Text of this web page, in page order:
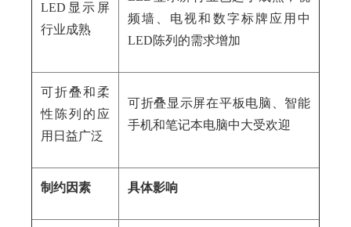
LED显示屏
行业成熟
频墙、电视和数字标牌应用中
LED陈列的需求增加
可折叠和柔
性陈列的应
用日益广泛
可折叠显示屏在平板电脑、智能
手机和笔记本电脑中大受欢迎
制约因素 具体影响